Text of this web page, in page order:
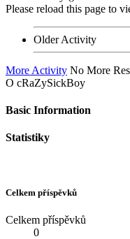
Please reload this page to
Older Activity
More Activity No More
O cRaZySickBoy
Basic Information
Statistiky
Celkem příspěvků
Celkem příspěvků
0